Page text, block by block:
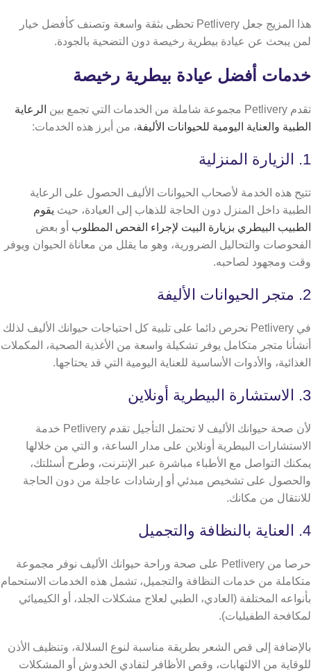
هذا المزيج جعل Petlivery تحظى بثقة واسعة وتصنف كأفضل خيار
لمن يبحث عن عيادة بيطرية رخيصة دون التضحية بالجودة.
خدمات أفضل عيادة بيطرية رخيصة
تقدم Petlivery مجموعة شاملة من الخدمات التي تجمع بين
الرعاية
الطبية والعناية اليومية للحيوانات الأليفة، من أبرز هذه الخدمات:
1. الزيارة المنزلية
تتيح هذه الخدمة لأصحاب الحيوانات الأليف الحصول على الرعاية
الطبية داخل المنزل دون الحاجة للذهاب إلى العيادة، حيث يقوم
الطبيب البيطري بزيارة البيت لإجراء الفحص المطلوب أو بعض
الفحوصات والتحاليل الضرورية، وهو ما يقلل من معاناة الحيوان ويوفر
وقت ومجهود لصاحبه.
2. متجر الحيوانات الأليفة
في Petlivery نحرص دائما على تلبية كل احتياجات حيوانك الأليف لذلك
أنشأنا متجر متكامل يوفر تشكيلة واسعة من الأغذية الصحية، المكملات
الغذائية، والأدوات الأساسية للعناية اليومية التي قد يحتاجها.
3. الاستشارة البيطرية أونلاين
لأن صحة حيوانك الأليف لا تحتمل التأجيل تقدم Petlivery خدمة
الاستشارات البيطرية أونلاين على مدار الساعة، و التي من خلالها
يمكنك التواصل مع الأطباء مباشرة عبر الإنترنت، وطرح أسئلتك،
والحصول على تشخيص مبدئي أو إرشادات عاجلة من دون الحاجة
للانتقال من مكانك.
4. العناية بالنظافة والتجميل
حرصا من Petlivery على صحة وراحة حيوانك الأليف نوفر مجموعة
متكاملة من خدمات النظافة والتجميل، تشمل هذه الخدمات الاستحمام
بأنواعه المختلفة (العادي، الطبي لعلاج مشكلات الجلد، أو الكيميائي
لمكافحة الطفيليات).
بالإضافة إلى قص الشعر بطريقة مناسبة لنوع السلالة، وتنظيف الأذن
للوقاية من الالتهابات، وقص الأظافر لتفادي الخدوش أو المشكلات